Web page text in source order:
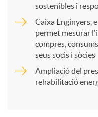
r
sostenibles i
Caixa Enginyers,
permet mesurar
compres,
seus socis i sòcies
Ampliació del
rehabilitació